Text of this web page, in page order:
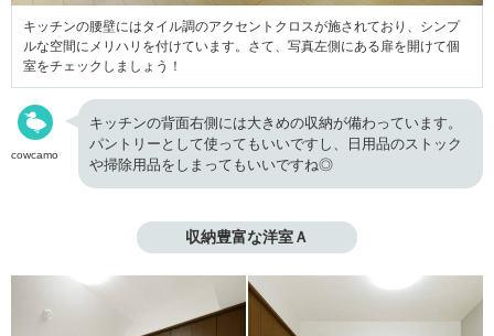
キッチンの腰壁にはタイル調のアクセントクロスが施されており、シンプ
ルな空間にメリハリを付けています。さて、写真左側にある扉を開けて個
室をチェックしましょう！
cowcamo
キッチンの背面右側には大きめの収納が備わっています。
パントリーとして使ってもいいですし、日用品のストック
や掃除用品をしまってもいいですね◎
収納豊富な洋室Ａ